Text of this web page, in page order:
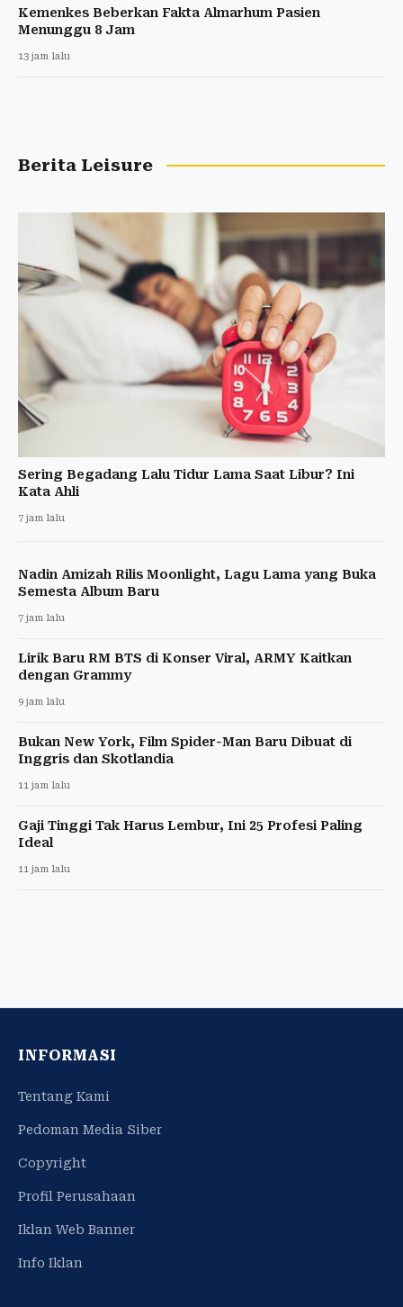
Kemenkes Beberkan Fakta Almarhum Pasien
Menunggu 8 Jam
13 jam lalu
Berita Leisure
Sering Begadang Lalu Tidur Lama Saat Libur? Ini
Kata Ahli
7 jam lalu
Nadin Amizah Rilis Moonlight, Lagu Lama yang Buka
Semesta Album Baru
7 jam lalu
Lirik Baru RM BTS di Konser Viral, ARMY Kaitkan
dengan Grammy
9 jam lalu
Bukan New York, Film Spider-Man Baru Dibuat di
Inggris dan Skotlandia
11 jam lalu
Gaji Tinggi Tak Harus Lembur, Ini 25 Profesi Paling
Ideal
11 jam lalu
INFORMASI
Tentang Kami
Pedoman Media Siber
Copyright
Profil Perusahaan
Iklan Web Banner
Info Iklan